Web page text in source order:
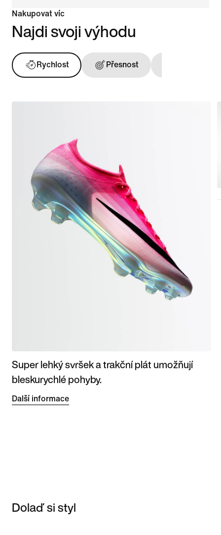
Nakupovat víc
Najdi svoji výhodu
Rychlost Přesnost
Super lehký svršek a trakční plát umožňují
bleskurychlé pohyby.
Další informace
Dolaď si styl